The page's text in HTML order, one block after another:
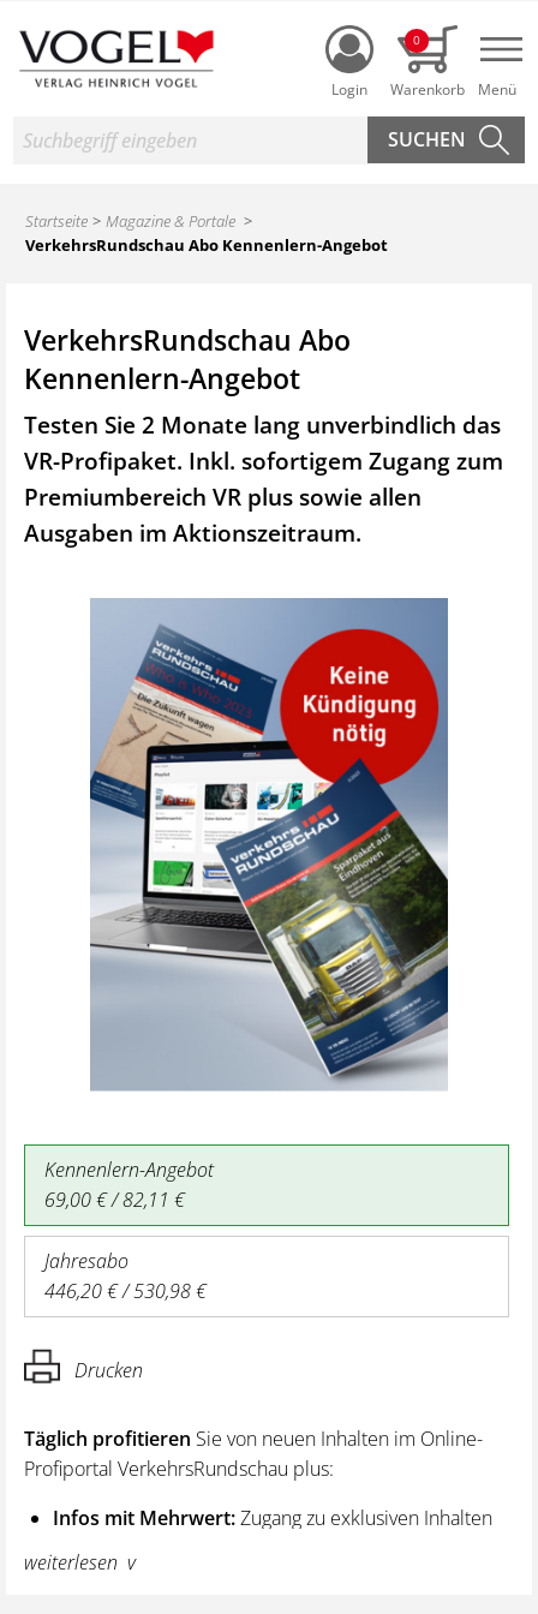
Login
0
Suche
Startseite
Magazine & Portale
VerkehrsRundschau Abo Kennenlern-Angebot
VerkehrsRundschau Abo
Kennenlern-Angebot
Testen Sie 2 Monate lang unverbindlich das
VR-Profipaket. Inkl. sofortigem Zugang zum
Premiumbereich VR plus sowie allen
Ausgaben im Aktionszeitraum.
Kennenlern-Angebot
69,00 € / 82,11 €
Jahresabo
446,20 € / 530,98 €
Drucken
Täglich profitieren Sie von neuen Inhalten im Online-
Profiportal VerkehrsRundschau plus:
Infos mit Mehrwert:Zugang zu exklusiven Inhalten
und Hintergrundwissen – von aktuellen Regelungen
wie z. B. bei den Lenk- und Ruhezeiten,
weiterlesen